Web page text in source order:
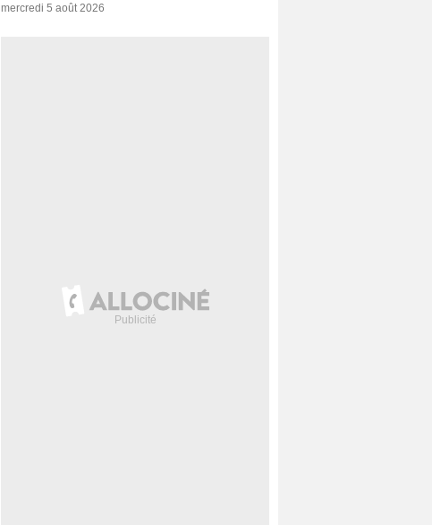
mercredi 5 août 2026